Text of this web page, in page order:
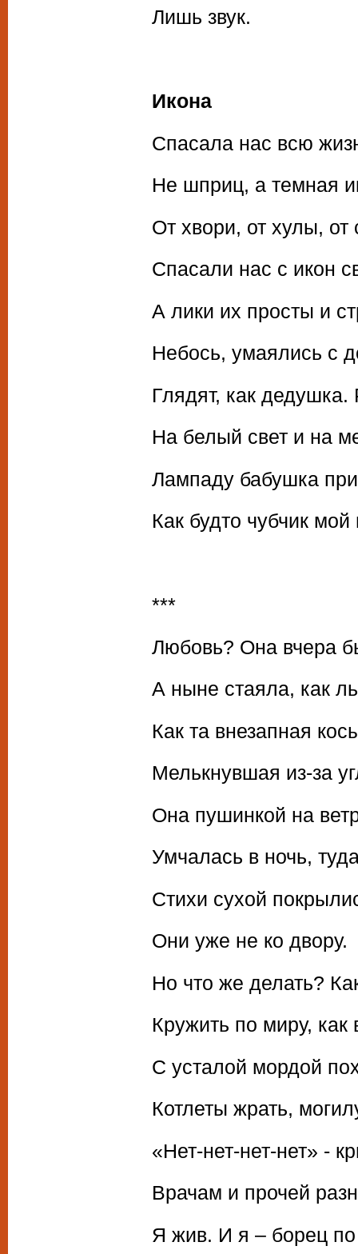
Лишь звук.
Икона
Спасала нас всю
Не шприц, а темная
От хвори, от хулы, от
Спасали нас с икон
А лики их просты и
Небось, умаялись с
Глядят, как дедушка.
На белый свет и на
Лампаду бабушка
Как будто чубчик мой
***
Любовь? Она вчера
А ныне стаяла, как
Как та внезапная
Мелькнувшая из-за
Она пушинкой на
Умчалась в ночь,
Стихи сухой
Они уже не ко двору.
Но что же делать?
Кружить по миру, как
С усталой мордой
Котлеты жрать,
«Нет-нет-нет-нет» -
Врачам и прочей
Я жив. И я – борец по